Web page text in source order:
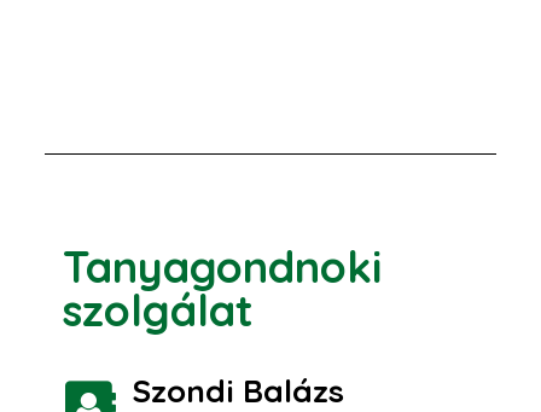
Tanyagondnoki
szolgálat
Szondi Balázs